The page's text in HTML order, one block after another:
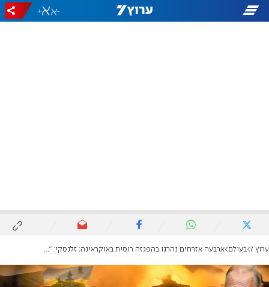
-
+
ערוץ 7 בעולם ארבעה אזרחים נהרגו בהפגזה רוסית באוקראינה; זלנסקי: "נגיב לאויב"